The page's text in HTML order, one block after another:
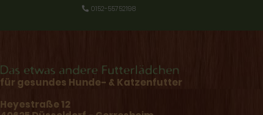
0152-55752198
für gesundes Hunde- & Katzenfutter
Heyestraße 12